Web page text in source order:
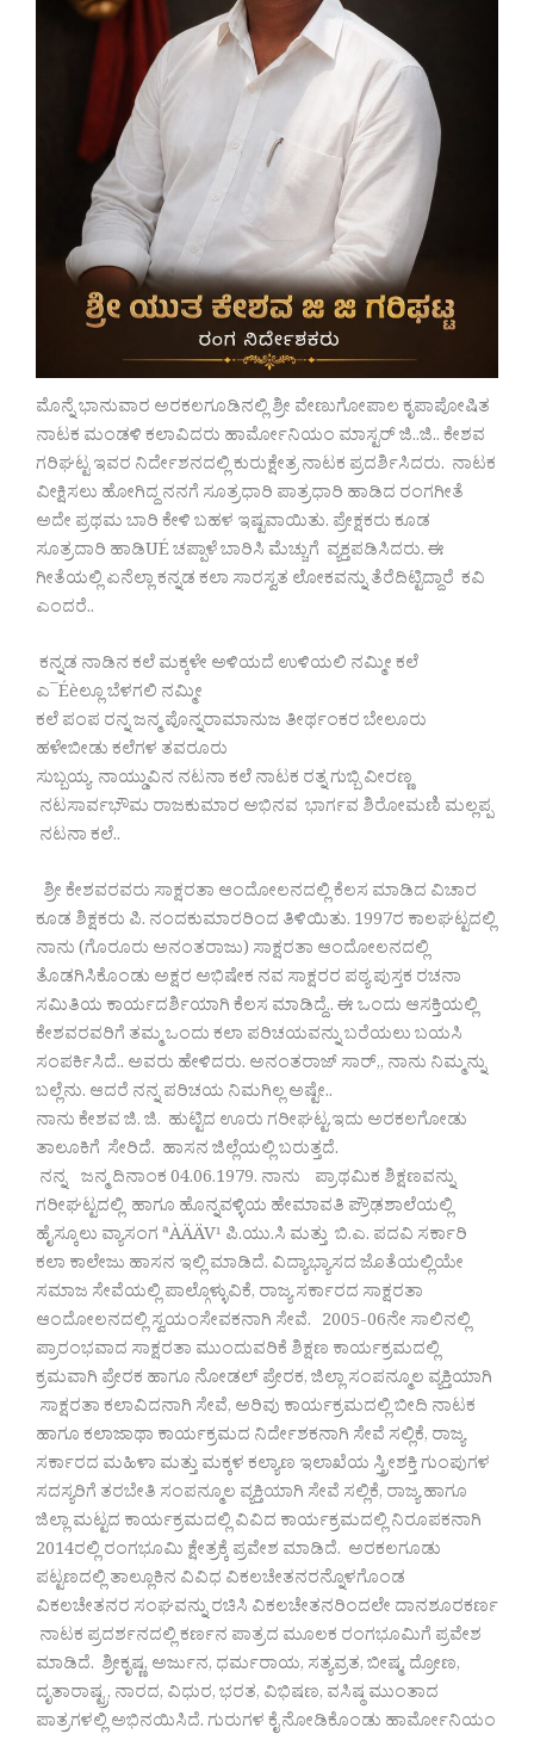
ಮೊನ್ನೆ ಭಾನುವಾರ ಅರಕಲಗೂಡಿನಲ್ಲಿ ಶ್ರೀ ವೇಣುಗೋಪಾಲ ಕೃಪಾಪೋಷಿತ
ನಾಟಕ ಮಂಡಳಿ ಕಲಾವಿದರು ಹಾರ್ಮೋನಿಯಂ ಮಾಸ್ಟರ್ ಜಿ..ಜಿ.. ಕೇಶವ
ಗರಿಘಟ್ಟ ಇವರ ನಿರ್ದೇಶನದಲ್ಲಿ ಕುರುಕ್ಷೇತ್ರ ನಾಟಕ ಪ್ರದರ್ಶಿಸಿದರು. ನಾಟಕ
ವೀಕ್ಷಿಸಲು ಹೋಗಿದ್ದ ನನಗೆ ಸೂತ್ರಧಾರಿ ಪಾತ್ರಧಾರಿ ಹಾಡಿದ ರಂಗಗೀತೆ
ಅದೇ ಪ್ರಥಮ ಬಾರಿ ಕೇಳಿ ಬಹಳ ಇಷ್ಟವಾಯಿತು. ಪ್ರೇಕ್ಷಕರು ಕೂಡ
ಸೂತ್ರದಾರಿ ಹಾಡಿUÉ ಚಪ್ಪಾಳೆ ಬಾರಿಸಿ ಮೆಚ್ಚುಗೆ ವ್ಯಕ್ತಪಡಿಸಿದರು. ಈ
ಗೀತೆಯಲ್ಲಿ ಏನೆಲ್ಲಾ ಕನ್ನಡ ಕಲಾ ಸಾರಸ್ವತ ಲೋಕವನ್ನು ತೆರೆದಿಟ್ಟಿದ್ದಾರೆ ಕವಿ
ಎಂದರೆ..
ಕನ್ನಡ ನಾಡಿನ ಕಲೆ ಮಕ್ಕಳೇ ಅಳಿಯದೆ ಉಳಿಯಲಿ ನಮ್ಮೀ ಕಲೆ
ಎ¯Éèಲ್ಲೂ ಬೆಳಗಲಿ ನಮ್ಮೀ
ಕಲೆ ಪಂಪ ರನ್ನ ಜನ್ಮ ಪೊನ್ನರಾಮಾನುಜ ತೀರ್ಥಂಕರ ಬೇಲೂರು
ಹಳೇಬೀಡು ಕಲೆಗಳ ತವರೂರು
ಸುಬ್ಬಯ್ಯ ನಾಯ್ಡುವಿನ ನಟನಾ ಕಲೆ ನಾಟಕ ರತ್ನ ಗುಬ್ಬಿ ವೀರಣ್ಣ
ನಟಸಾರ್ವಭೌಮ ರಾಜಕುಮಾರ ಅಭಿನವ ಭಾರ್ಗವ ಶಿರೋಮಣಿ ಮಲ್ಲಪ್ಪ
ನಟನಾ ಕಲೆ..
ಶ್ರೀ ಕೇಶವರವರು ಸಾಕ್ಷರತಾ ಆಂದೋಲನದಲ್ಲಿ ಕೆಲಸ ಮಾಡಿದ ವಿಚಾರ
ಕೂಡ ಶಿಕ್ಷಕರು ಪಿ. ನಂದಕುಮಾರರಿಂದ ತಿಳಿಯಿತು. 1997ರ ಕಾಲಘಟ್ಟದಲ್ಲಿ
ನಾನು (ಗೊರೂರು ಅನಂತರಾಜು) ಸಾಕ್ಷರತಾ ಆಂದೋಲನದಲ್ಲಿ
ತೊಡಗಿಸಿಕೊಂಡು ಅಕ್ಷರ ಅಭಿಷೇಕ ನವ ಸಾಕ್ಷರರ ಪಠ್ಯ ಪುಸ್ತಕ ರಚನಾ
ಸಮಿತಿಯ ಕಾರ್ಯದರ್ಶಿಯಾಗಿ ಕೆಲಸ ಮಾಡಿದ್ದೆ.. ಈ ಒಂದು ಆಸಕ್ತಿಯಲ್ಲಿ
ಕೇಶವರವರಿಗೆ ತಮ್ಮ ಒಂದು ಕಲಾ ಪರಿಚಯವನ್ನು ಬರೆಯಲು ಬಯಸಿ
ಸಂಪರ್ಕಿಸಿದೆ.. ಅವರು ಹೇಳಿದರು. ಅನಂತರಾಜ್ ಸಾರ್,, ನಾನು ನಿಮ್ಮನ್ನು
ಬಲ್ಲೆನು. ಆದರೆ ನನ್ನ ಪರಿಚಯ ನಿಮಗಿಲ್ಲ ಅಷ್ಟೇ..
ನಾನು ಕೇಶವ ಜಿ. ಜಿ. ಹುಟ್ಟಿದ ಊರು ಗರೀಘಟ್ಟ.ಇದು ಅರಕಲಗೋಡು
ತಾಲೂಕಿಗೆ ಸೇರಿದೆ. ಹಾಸನ ಜಿಲ್ಲೆಯಲ್ಲಿ ಬರುತ್ತದೆ.
ನನ್ನ ಜನ್ಮ ದಿನಾಂಕ 04.06.1979. ನಾನು ಪ್ರಾಥಮಿಕ ಶಿಕ್ಷಣವನ್ನು
ಗರೀಘಟ್ಟದಲ್ಲಿ ಹಾಗೂ ಹೊನ್ನವಳ್ಳಿಯ ಹೇಮಾವತಿ ಪ್ರೌಢಶಾಲೆಯಲ್ಲಿ
ಹೈಸ್ಕೂಲು ವ್ಯಾಸಂಗ ªÀÄÄV¹ ಪಿ.ಯು.ಸಿ ಮತ್ತು ಬಿ.ಎ. ಪದವಿ ಸರ್ಕಾರಿ
ಕಲಾ ಕಾಲೇಜು ಹಾಸನ ಇಲ್ಲಿ ಮಾಡಿದೆ. ವಿದ್ಯಾಭ್ಯಾಸದ ಜೊತೆಯಲ್ಲಿಯೇ
ಸಮಾಜ ಸೇವೆಯಲ್ಲಿ ಪಾಲ್ಗೊಳ್ಳುವಿಕೆ, ರಾಜ್ಯ ಸರ್ಕಾರದ ಸಾಕ್ಷರತಾ
ಆಂದೋಲನದಲ್ಲಿ ಸ್ವಯಂಸೇವಕನಾಗಿ ಸೇವೆ. 2005-06ನೇ ಸಾಲಿನಲ್ಲಿ
ಪ್ರಾರಂಭವಾದ ಸಾಕ್ಷರತಾ ಮುಂದುವರಿಕೆ ಶಿಕ್ಷಣ ಕಾರ್ಯಕ್ರಮದಲ್ಲಿ
ಕ್ರಮವಾಗಿ ಪ್ರೇರಕ ಹಾಗೂ ನೋಡಲ್ ಪ್ರೇರಕ, ಜಿಲ್ಲಾ ಸಂಪನ್ಮೂಲ ವ್ಯಕ್ತಿಯಾಗಿ
ಸಾಕ್ಷರತಾ ಕಲಾವಿದನಾಗಿ ಸೇವೆ, ಅರಿವು ಕಾರ್ಯಕ್ರಮದಲ್ಲಿ ಬೀದಿ ನಾಟಕ
ಹಾಗೂ ಕಲಾಜಾಥಾ ಕಾರ್ಯಕ್ರಮದ ನಿರ್ದೇಶಕನಾಗಿ ಸೇವೆ ಸಲ್ಲಿಕೆ, ರಾಜ್ಯ
ಸರ್ಕಾರದ ಮಹಿಳಾ ಮತ್ತು ಮಕ್ಕಳ ಕಲ್ಯಾಣ ಇಲಾಖೆಯ ಸ್ತ್ರೀಶಕ್ತಿ ಗುಂಪುಗಳ
ಸದಸ್ಯರಿಗೆ ತರಬೇತಿ ಸಂಪನ್ಮೂಲ ವ್ಯಕ್ತಿಯಾಗಿ ಸೇವೆ ಸಲ್ಲಿಕೆ, ರಾಜ್ಯ ಹಾಗೂ
ಜಿಲ್ಲಾ ಮಟ್ಟದ ಕಾರ್ಯಕ್ರಮದಲ್ಲಿ ವಿವಿದ ಕಾರ್ಯಕ್ರಮದಲ್ಲಿ ನಿರೂಪಕನಾಗಿ
2014ರಲ್ಲಿ ರಂಗಭೂಮಿ ಕ್ಷೇತ್ರಕ್ಕೆ ಪ್ರವೇಶ ಮಾಡಿದೆ. ಅರಕಲಗೂಡು
ಪಟ್ಟಣದಲ್ಲಿ ತಾಲ್ಲೂಕಿನ ವಿವಿಧ ವಿಕಲಚೇತನರನ್ನೊಳಗೊಂಡ
ವಿಕಲಚೇತನರ ಸಂಘವನ್ನು ರಚಿಸಿ ವಿಕಲಚೇತನರಿಂದಲೇ ದಾನಶೂರಕರ್ಣ
ನಾಟಕ ಪ್ರದರ್ಶನದಲ್ಲಿ ಕರ್ಣನ ಪಾತ್ರದ ಮೂಲಕ ರಂಗಭೂಮಿಗೆ ಪ್ರವೇಶ
ಮಾಡಿದೆ. ಶ್ರೀಕೃಷ್ಣ, ಅರ್ಜುನ, ಧರ್ಮರಾಯ, ಸತ್ಯವ್ರತ, ಬೀಷ್ಮ, ದ್ರೋಣ,
ದೃತಾರಾಷ್ಟ್ರ, ನಾರದ, ವಿಧುರ, ಭರತ, ವಿಭಿಷಣ, ವಸಿಷ್ಠ ಮುಂತಾದ
ಪಾತ್ರಗಳಲ್ಲಿ ಅಭಿನಯಿಸಿದೆ. ಗುರುಗಳ ಕೈ ನೋಡಿಕೊಂಡು ಹಾರ್ಮೋನಿಯಂ